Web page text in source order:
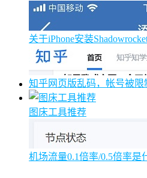
关于iPhone安装
知乎网页版乱码，帐号被限
图床工具推荐
机场流量0.1倍率/0.5倍率是